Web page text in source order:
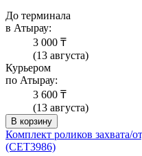
До терминала
в Атырау:
3 000 ₸
(13 августа)
Курьером
по Атырау:
3 600 ₸
(13 августа)
В корзину
Комплект роликов захвата/
(CET3986)